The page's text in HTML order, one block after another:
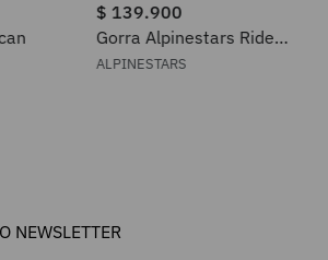
$ 139.900
Gorra Alpinestars Ride
Sonic
ALPINESTARS
NEWSLETTER